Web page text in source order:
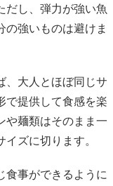
だし、弾力が強い魚
の強いものは避けま
、大人とほぼ同じサ
で提供して食感を楽
や麺類はそのまま一
ズに切ります。
食事ができるように